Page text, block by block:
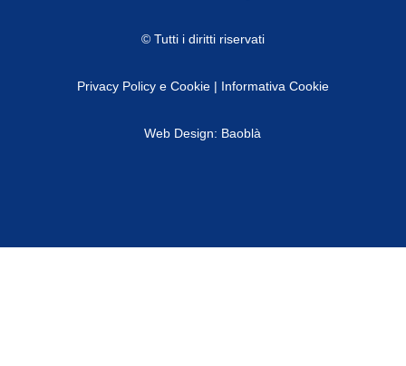
© Tutti i diritti riservati
Privacy Policy e Cookie| Informativa Cookie
Web Design: Baoblà